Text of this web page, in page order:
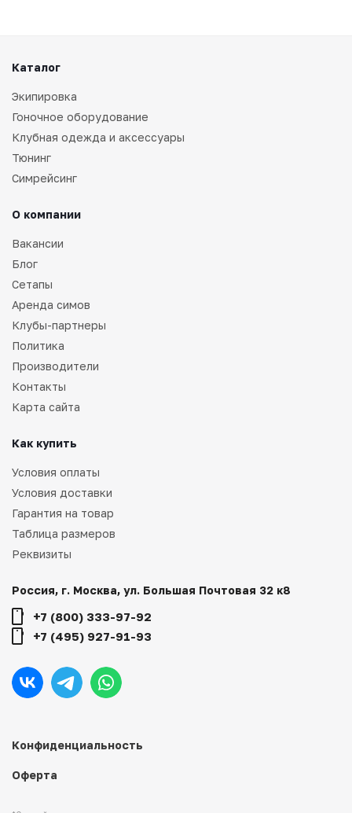
Конфиденциальность
Оферта
Каталог
Экипировка
Гоночное оборудование
Клубная одежда и аксессуары
Тюнинг
Симрейсинг
О компании
Вакансии
Блог
Сетапы
Аренда симов
Клубы-партнеры
Политика
Производители
Контакты
Карта сайта
Как купить
Условия оплаты
Условия доставки
Гарантия на товар
Таблица размеров
Реквизиты
Россия, г. Москва, ул. Большая Почтовая 32 к8
+7 (800) 333-97-92
+7 (495) 927-91-93